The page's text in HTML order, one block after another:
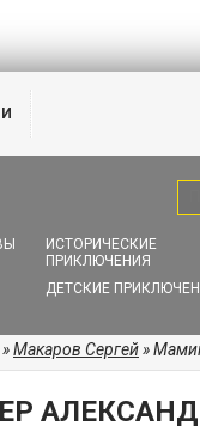
ИСТОРИЧЕСКИЕ
ПРИКЛЮЧЕНИЯ
ДЕТСКИЕ
»Макаров Сергей»